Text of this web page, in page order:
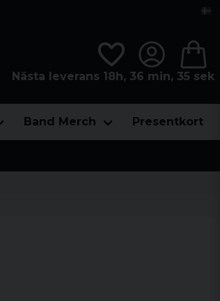
Nästa leverans 18h, 36 min, 34 sek
Band Merch Presentkort